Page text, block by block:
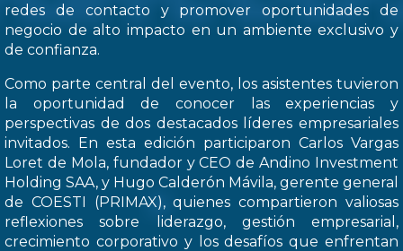
redes de contacto y promover oportunidades de
negocio de alto impacto en un ambiente exclusivo y
de confianza.
Como parte central del evento, los asistentes tuvieron
la oportunidad de conocer las experiencias y
perspectivas de dos destacados líderes empresariales
invitados. En esta edición participaron Carlos Vargas
Loret de Mola, fundador y CEO de Andino Investment
Holding SAA, y Hugo Calderón Mávila, gerente general
de COESTI (PRIMAX), quienes compartieron valiosas
reflexiones sobre liderazgo, gestión empresarial,
crecimiento corporativo y los desafíos que enfrentan